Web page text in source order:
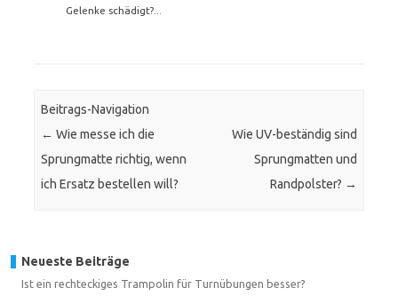
Gelenke schädigt?...
Beitrags-Navigation
← Wie messe ich die
Sprungmatte richtig, wenn
ich Ersatz bestellen will?
Wie UV-beständig sind
Sprungmatten und
Randpolster? →
Neueste Beiträge
Ist ein rechteckiges Trampolin für Turnübungen besser?